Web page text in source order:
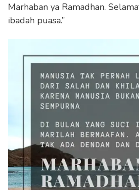
Marhaban ya Ramadhan.
ibadah puasa.”